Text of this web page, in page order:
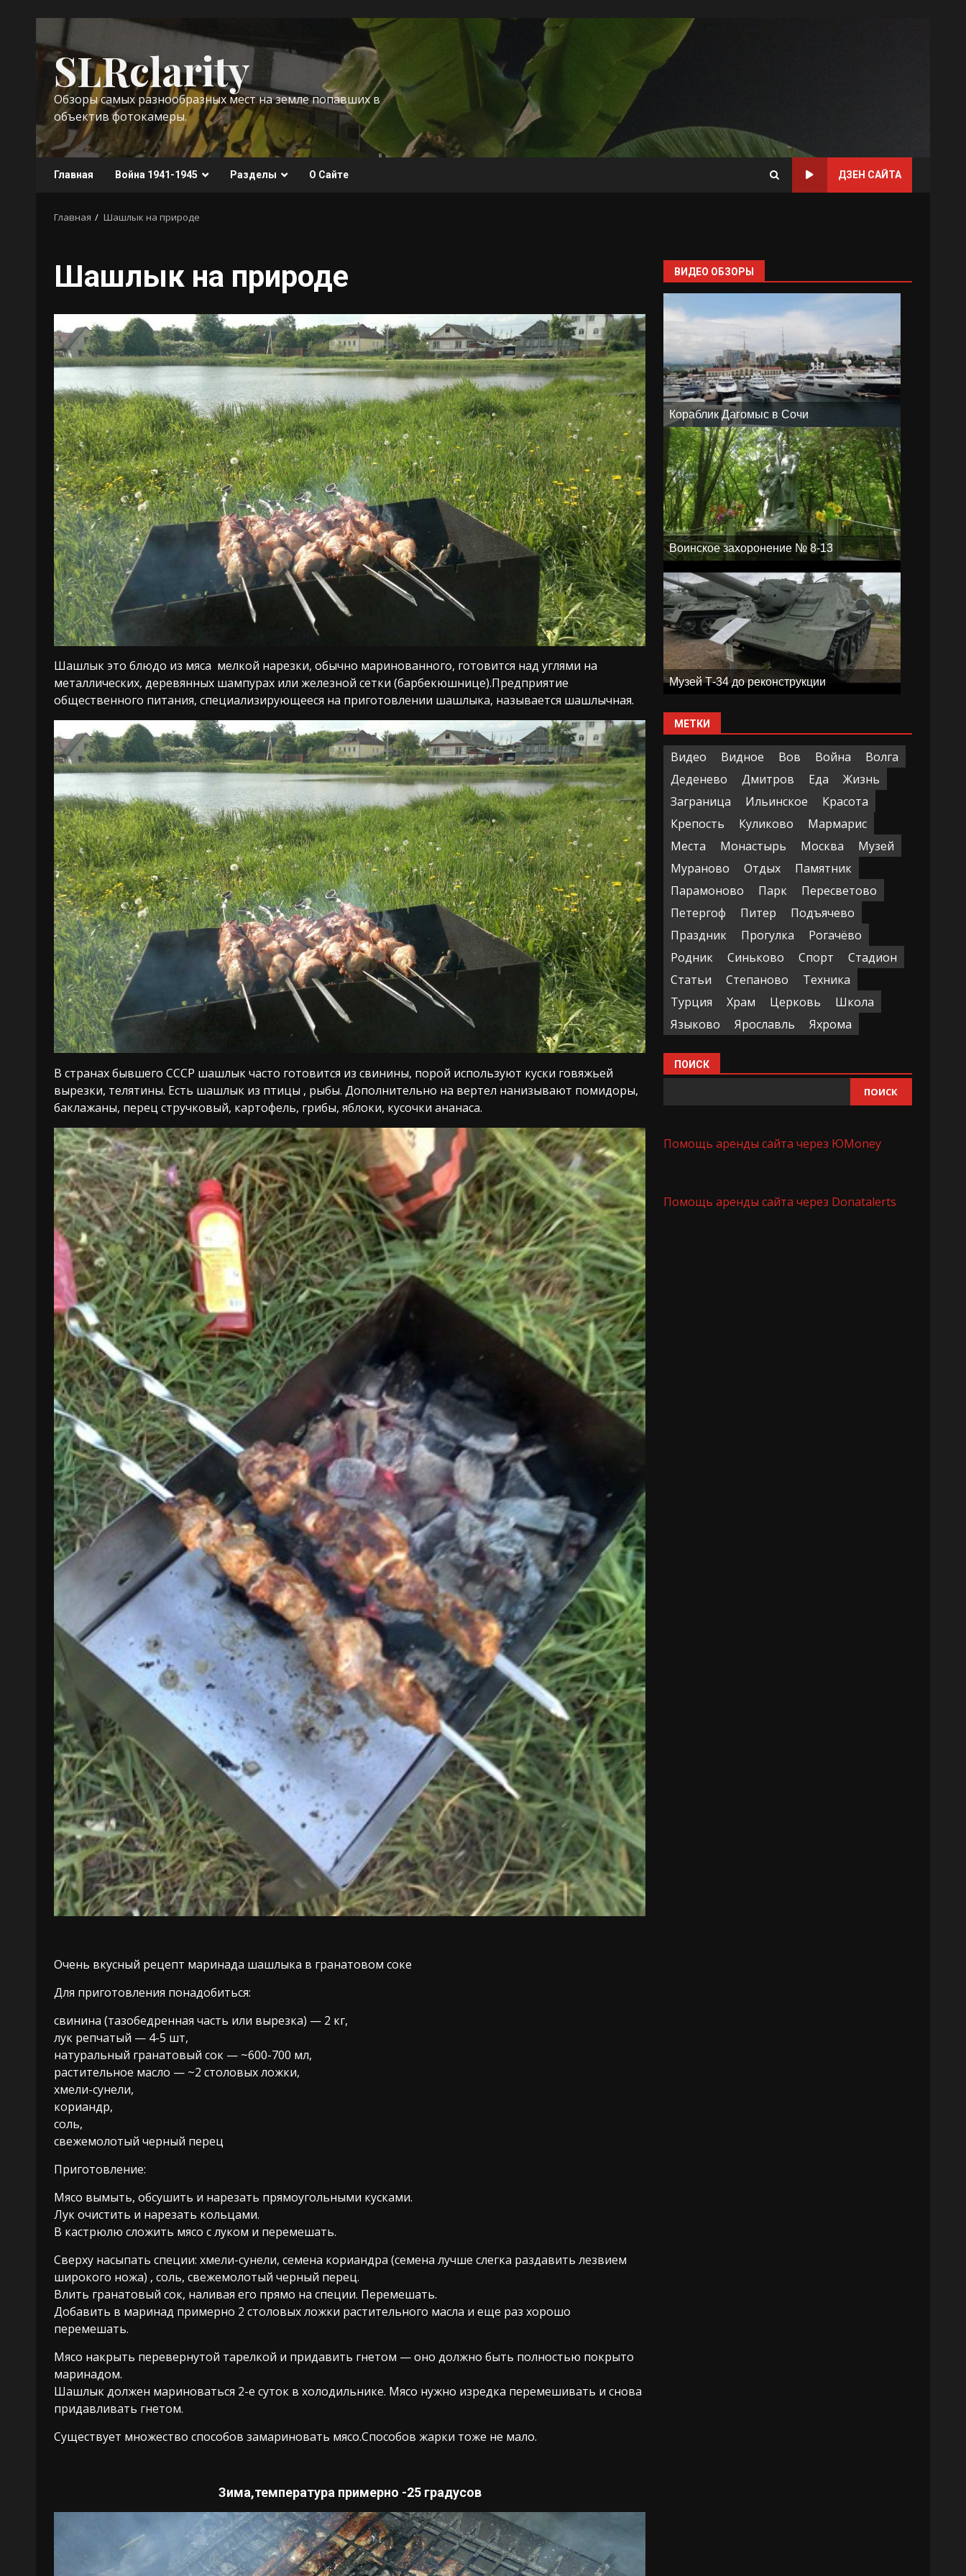
к
содержимому
SLRclarity
Обзоры самых разнообразных мест на земле попавших в
объектив фотокамеры.
Главная Война 1941-1945 Разделы О Сайте ДЗЕН САЙТА
Главная Шашлык на природе
Шашлык на природе
Шашлык это блюдо из мяса мелкой нарезки, обычно маринованного, готовится над углями на
металлических, деревянных шампурах или железной сетки (барбекюшнице).Предприятие
общественного питания, специализирующееся на приготовлении шашлыка, называется шашлычная.
В странах бывшего СССР шашлык часто готовится из свинины, порой используют куски говяжьей
вырезки, телятины. Есть шашлык из птицы , рыбы. Дополнительно на вертел нанизывают помидоры,
баклажаны, перец стручковый, картофель, грибы, яблоки, кусочки ананаса.
Очень вкусный рецепт маринада шашлыка в гранатовом соке
Для приготовления понадобиться:
свинина (тазобедренная часть или вырезка) — 2 кг,
лук репчатый — 4-5 шт,
натуральный гранатовый сок — ~600-700 мл,
растительное масло — ~2 столовых ложки,
хмели-сунели,
кориандр,
соль,
свежемолотый черный перец
Приготовление:
Мясо вымыть, обсушить и нарезать прямоугольными кусками.
Лук очистить и нарезать кольцами.
В кастрюлю сложить мясо с луком и перемешать.
Сверху насыпать специи: хмели-сунели, семена кориандра (семена лучше слегка раздавить лезвием
широкого ножа) , соль, свежемолотый черный перец.
Влить гранатовый сок, наливая его прямо на специи. Перемешать.
Добавить в маринад примерно 2 столовых ложки растительного масла и еще раз хорошо
перемешать.
Мясо накрыть перевернутой тарелкой и придавить гнетом — оно должно быть полностью покрыто
маринадом.
Шашлык должен мариноваться 2-е суток в холодильнике. Мясо нужно изредка перемешивать и снова
придавливать гнетом.
Существует множество способов замариновать мясо.Способов жарки тоже не мало.
Зима,температура примерно -25 градусов
ВИДЕО ОБЗОРЫ
Кораблик Дагомыс в Сочи
Воинское захоронение № 8-13
Музей Т-34 до реконструкции
МЕТКИ
Видео Видное Вов Война
Волга
Деденево
Дмитров Еда
Жизнь
Заграница
Ильинское
Красота
Крепость
Куликово
Мармарис
Места
Монастырь Москва
Музей
Мураново
Отдых
Памятник
Парамоново
Парк
Пересветово
Петергоф
Питер
Подъячево
Праздник
Прогулка
Рогачёво
Родник
Синьково Спорт
Стадион
Статьи
Степаново
Техника
Турция
Храм Церковь
Школа
Языково
Ярославль Яхрома
ПОИСК
ПОИСК
Помощь аренды сайта через ЮMoney
Помощь аренды сайта через Donatalerts